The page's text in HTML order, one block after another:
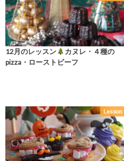
12月のレッスン
カヌレ・４種の
pizza・ローストビーフ
Lesson